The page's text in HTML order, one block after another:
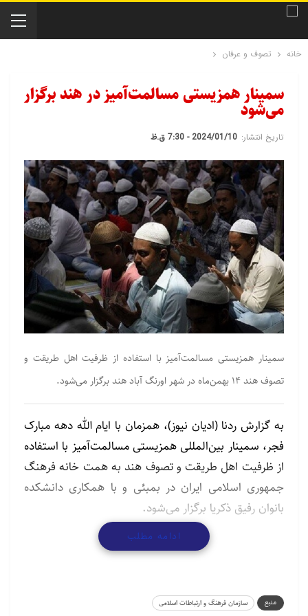
خانه تصوف و عرفان
سمینار همزیستی مسالمت‌آمیز در هند برگزار
می‌شود
تاریخ انتشار: 2024/01/10 - 7:30 ق.ظ
سمینار همزیستی مسالمت‌آمیز با استفاده از ظرفیت اهل طریقت و
تصوف هند ۱۴ بهمن‌ماه در شهر اورنگ آباد هند برگزار می‌شود.
به گزارش ردنا (ادیان نیوز)، همزمان با ایام الله دهه مبارک
فجر، سمینار بین‌المللی همزیستی مسالمت‌آمیز با استفاده
از ظرفیت اهل طریقت و تصوف هند به همت خانه فرهنگ
جمهوری اسلامی ایران در بمبئی و با همکاری دانشکده
بانوان رفیق ذکریا برگزار می‌شود.
ادامه مطلب
منبع
سازمان فرهنگ و ارتباطات اسلامی